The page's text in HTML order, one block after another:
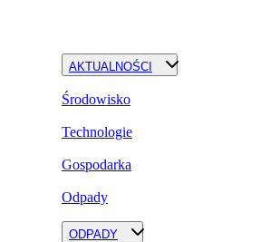
AKTUALNOŚCI
Środowisko
Technologie
Gospodarka
Odpady
ODPADY